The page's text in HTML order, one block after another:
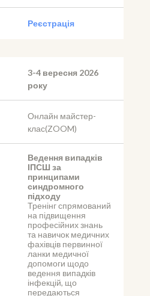
Реєстрація
3-4 вересня 2026
року
Онлайн майстер-
клас(ZOOM)
Ведення випадків
ІПСШ за
принципами
синдромного
підходу
Тренінг спрямований
на підвищення
професійних знань
та навичок медичних
фахівців первинної
ланки медичної
допомоги щодо
ведення випадків
інфекцій, що
передаються